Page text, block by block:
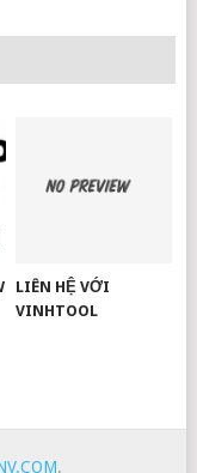
LIÊN HỆ VỚI
VINHTOOL
.